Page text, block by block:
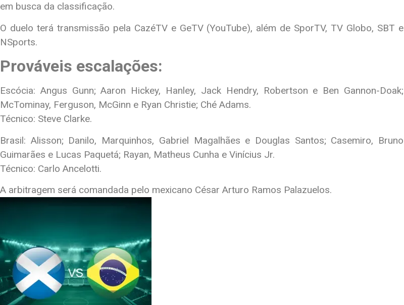
em busca da classificação.
O duelo terá transmissão pela CazéTV e GeTV (YouTube), além de SporTV, TV Globo, SBT e
NSports.
Prováveis escalações:
Escócia: Angus Gunn; Aaron Hickey, Hanley, Jack Hendry, Robertson e Ben Gannon-Doak;
McTominay, Ferguson, McGinn e Ryan Christie; Ché Adams.
Técnico: Steve Clarke.
Brasil: Alisson; Danilo, Marquinhos, Gabriel Magalhães e Douglas Santos; Casemiro, Bruno
Guimarães e Lucas Paquetá; Rayan, Matheus Cunha e Vinícius Jr.
Técnico: Carlo Ancelotti.
A arbitragem será comandada pelo mexicano César Arturo Ramos Palazuelos.